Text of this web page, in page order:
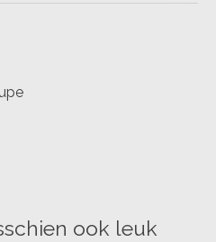
ook leuk